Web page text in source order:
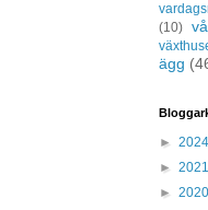
(10)
ägg
► 2024
► 2021
► 2020